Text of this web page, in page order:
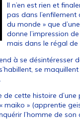
Il n’en est rien et
pas dans l’enfilement
du monde » que
donne l’impression
mais dans le régal
à se désintéresser
se
de cette histoire
maiko » (apprentie
l’homme de son